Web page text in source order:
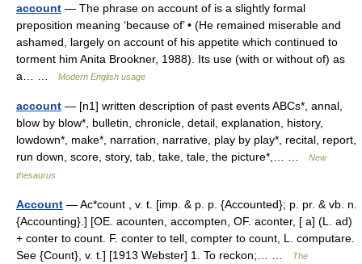
account — The phrase on account of is a slightly formal
preposition meaning ‘because of’ • (He remained miserable and
ashamed, largely on account of his appetite which continued to
torment him Anita Brookner, 1988). Its use (with or without of) as
a… …
Modern English usage
account — [n1] written description of past events ABCs*, annal,
blow by blow*, bulletin, chronicle, detail, explanation, history,
lowdown*, make*, narration, narrative, play by play*, recital, report,
run down, score, story, tab, take, tale, the picture*,… …
New
thesaurus
Account — Ac*count , v. t. [imp. & p. p. {Accounted}; p. pr. & vb. n.
{Accounting}.] [OE. acounten, accompten, OF. aconter, [ a] (L. ad)
+ conter to count. F. conter to tell, compter to count, L. computare.
See {Count}, v. t.] [1913 Webster] 1. To reckon;… …
The